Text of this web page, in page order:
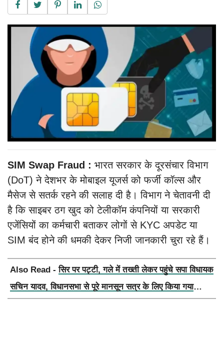
SIM Swap Fraud : भारत सरकार के दूरसंचार विभाग
(DoT) ने देशभर के मोबाइल यूजर्स को फर्जी कॉल्स और
मैसेज से सतर्क रहने की सलाह दी है। विभाग ने चेतावनी दी
है कि साइबर ठग खुद को टेलीकॉम कंपनियों या सरकारी
एजेंसियों का कर्मचारी बताकर लोगों से KYC अपडेट या
SIM बंद होने की धमकी देकर निजी जानकारी चुरा रहे हैं।
Also Read -सिर पर पट्टी, गले में तख्ती लेकर पहुंचे सपा विधायक
सचिन यादव, विधानसभा से पूरे मानसून सत्र के लिए किया गया